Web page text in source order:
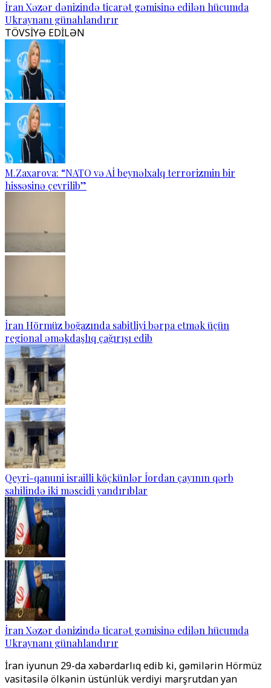
İran Xəzər dənizində ticarət gəmisinə edilən hücumda
Ukraynanı günahlandırır
TÖVSİYƏ EDİLƏN
M.Zaxarova: “NATO və Aİ beynəlxalq terrorizmin bir
hissəsinə çevrilib”
İran Hörmüz boğazında sabitliyi bərpa etmək üçün
regional əməkdaşlıq çağırışı edib
Qeyri-qanuni israilli köçkünlər İordan çayının qərb
sahilində iki məscidi yandırıblar
İran Xəzər dənizində ticarət gəmisinə edilən hücumda
Ukraynanı günahlandırır
İran iyunun 29-da xəbərdarlıq edib ki, gəmilərin Hörmüz
vasitəsilə ölkənin üstünlük verdiyi marşrutdan yan